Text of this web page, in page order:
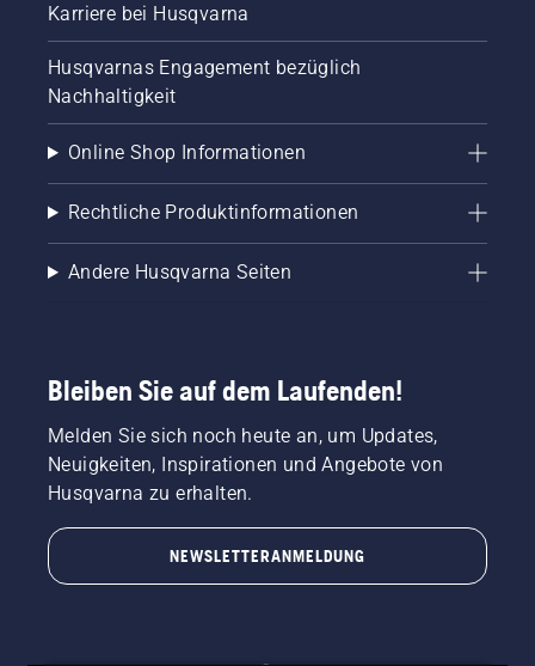
Karriere bei Husqvarna
Husqvarnas Engagement bezüglich
Nachhaltigkeit
Online Shop Informationen
Rechtliche Produktinformationen
Andere Husqvarna Seiten
Bleiben Sie auf dem Laufenden!
Melden Sie sich noch heute an, um Updates,
Neuigkeiten, Inspirationen und Angebote von
Husqvarna zu erhalten.
NEWSLETTERANMELDUNG